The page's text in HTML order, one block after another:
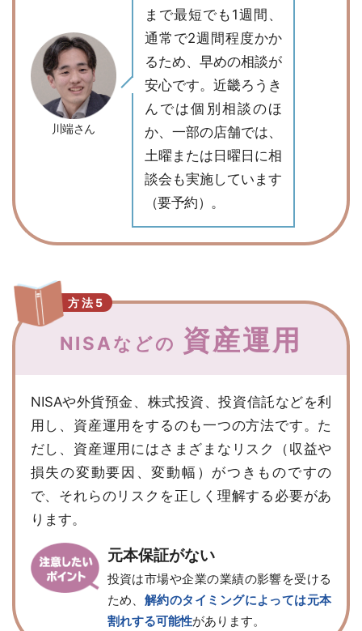
まで最短でも1週間、
通常で2週間程度かか
るため、早めの相談が
安心です。近畿ろうき
んでは個別相談のほ
か、一部の店舗では、
土曜または日曜日に相
談会も実施しています
（要予約）。
川端さん
方法5
NISAなどの 資産運用
NISAや外貨預金、株式投資、投資信託などを利
用し、資産運用をするのも一つの方法です。た
だし、資産運用にはさまざまなリスク（収益や
損失の変動要因、変動幅）がつきものですの
で、それらのリスクを正しく理解する必要があ
ります。
元本保証がない
投資は市場や企業の業績の影響を受ける
ため、 解約のタイミングによっては元本
割れする可能性があります。